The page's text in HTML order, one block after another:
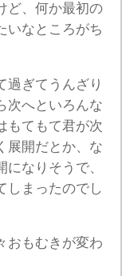
ど、何か最初の
いなところがち
過ぎてうんざり
次へといろんな
もてもて君が次
展開だとか、な
なりそうで、
しまったのでし
おもむきが変わ